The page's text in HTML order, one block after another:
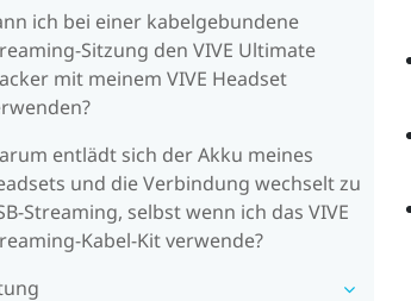
ich bei einer kabelgebundene
Sitzung den VIVE Ultimate
mit meinem VIVE Headset
entlädt sich der Akku meines
und die Verbindung wechselt zu
Streaming, selbst wenn ich das VIVE
Kabel-Kit verwende?